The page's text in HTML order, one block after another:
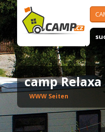
camp
WWW Seiten